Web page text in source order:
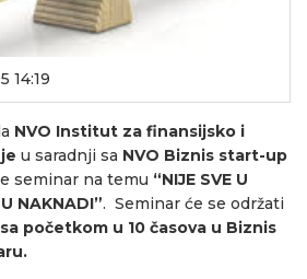
14:19
NVO Institut za finansijsko i
u saradnji sa NVO Biznis start-up
seminar na temu “NIJE SVE U
NAKNADI”. Seminar će se održati
početkom u 10 časova u Biznis